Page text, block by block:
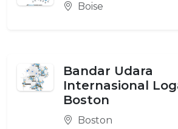
Boise
Bandar Udara
Internasional
Boston
Boston